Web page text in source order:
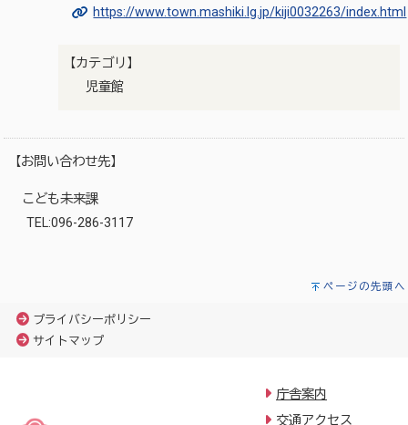
https://www.town.mashiki.lg.jp/kiji0032263/index.html
【カテゴリ】
児童館
【お問い合わせ先】
こども未来課
TEL:096-286-3117
ページの先頭へ
プライバシーポリシー
サイトマップ
庁舎案内
交通アクセス